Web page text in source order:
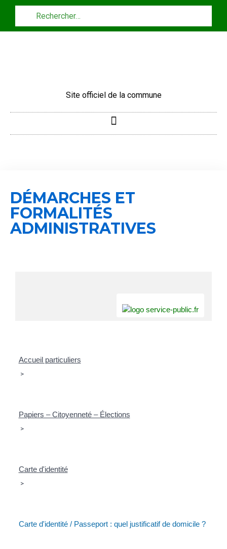
Panneau de gestion des cookies
Site officiel de la commune
DÉMARCHES ET
FORMALITÉS
ADMINISTRATIVES
Accueil particuliers
>
Papiers – Citoyenneté – Élections
>
Carte d'identité
>
Carte d'identité / Passeport : quel justificatif de domicile ?